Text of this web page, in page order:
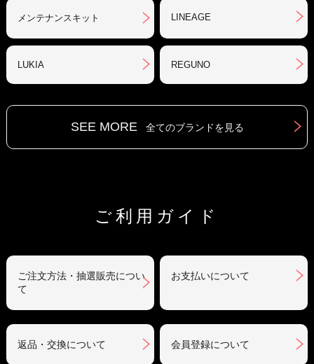
メンテナンスキット LINEAGE
LUKIA REGUNO
SEE MORE 全てのブランドを見る
ご利用ガイド
ご注文方法・抽選販売につい
て
お支払いについて
返品・交換について 会員登録について